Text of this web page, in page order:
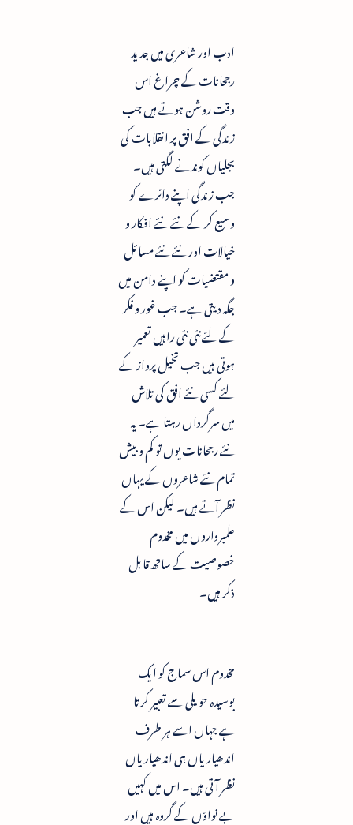
ادب اور شاعری میں جدید
رجحانات کے چراغ اس
وقت روشن ہوتے ہیں جب
زندگی کے افق پر انقلابات کی
بجلیاں کوندنے لگتی ہیں۔
جب زندگی اپنے دائرے کو
وسیع کر کے نئے نئے افکار و
خیالات اور نئے نئے مسائل
و مقتضیات کو اپنے دامن میں
جگہ دیتی ہے۔ جب غور و فکر
کے لئے نئی نئی راہیں تعمیر
ہوتی ہیں جب تخیل پرواز کے
لئے کسی نئے افق کی تلاش
میں سرگرداں رہتا ہے۔ یہ
نئے رجحانات یوں تو کم و بیش
تمام نئے شاعروں کے یہاں
نظر آتے ہیں۔ لیکن اس کے
علمبرداروں میں مخدوم
خصوصیت کے ساتھ قابل
ذکر ہیں۔
مخدوم اس سماج کو ایک
بوسیدہ حویلی سے تعبیر کرتا
ہے جہاں اسے ہر طرف
اندھیاریاں ہی اندھیاریاں
نظر آتی ہیں۔ اس میں کہیں
بے نواؤں کے گروہ ہیں اور